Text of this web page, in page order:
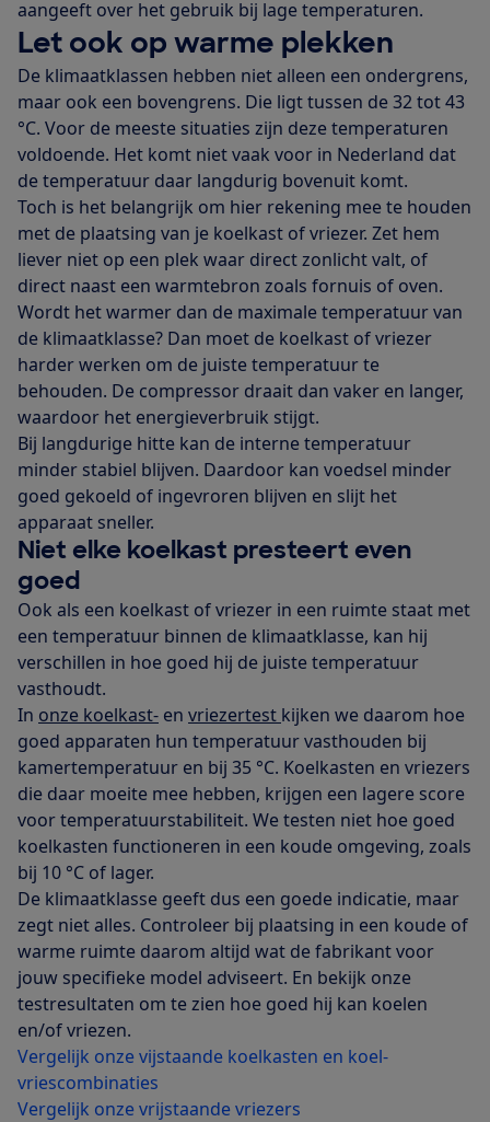
aangeeft over het gebruik bij lage temperaturen.
Let ook op warme plekken
De klimaatklassen hebben niet alleen een ondergrens,
maar ook een bovengrens. Die ligt tussen de 32 tot 43
°C. Voor de meeste situaties zijn deze temperaturen
voldoende. Het komt niet vaak voor in Nederland dat
de temperatuur daar langdurig bovenuit komt.
Toch is het belangrijk om hier rekening mee te houden
met de plaatsing van je koelkast of vriezer. Zet hem
liever niet op een plek waar direct zonlicht valt, of
direct naast een warmtebron zoals fornuis of oven.
Wordt het warmer dan de maximale temperatuur van
de klimaatklasse? Dan moet de koelkast of vriezer
harder werken om de juiste temperatuur te
behouden. De compressor draait dan vaker en langer,
waardoor het energieverbruik stijgt.
Bij langdurige hitte kan de interne temperatuur
minder stabiel blijven. Daardoor kan voedsel minder
goed gekoeld of ingevroren blijven en slijt het
apparaat sneller.
Niet elke koelkast presteert even
goed
Ook als een koelkast of vriezer in een ruimte staat met
een temperatuur binnen de klimaatklasse, kan hij
verschillen in hoe goed hij de juiste temperatuur
vasthoudt.
In onze koelkast- en vriezertest kijken we daarom hoe
goed apparaten hun temperatuur vasthouden bij
kamertemperatuur en bij 35 °C. Koelkasten en vriezers
die daar moeite mee hebben, krijgen een lagere score
voor temperatuurstabiliteit. We testen niet hoe goed
koelkasten functioneren in een koude omgeving, zoals
bij 10 °C of lager.
De klimaatklasse geeft dus een goede indicatie, maar
zegt niet alles. Controleer bij plaatsing in een koude of
warme ruimte daarom altijd wat de fabrikant voor
jouw specifieke model adviseert. En bekijk onze
testresultaten om te zien hoe goed hij kan koelen
en/of vriezen.
Vergelijk onze vijstaande koelkasten en koel-
vriescombinaties
Vergelijk onze vrijstaande vriezers